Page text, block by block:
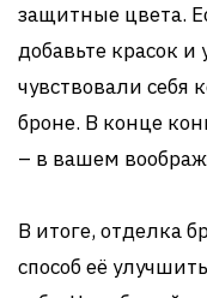
защитные цвета.
добавьте красок и
чувствовали себя
броне. В конце
– в вашем
В итоге, отделка
способ её